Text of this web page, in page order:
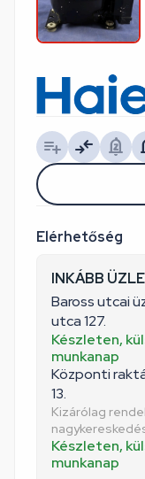
Elérhetőség
INKÁBB
Baross utcai
utca 127.
Készleten,
munkanap
Központi
13.
Kizárólag
Készleten,
munkanap